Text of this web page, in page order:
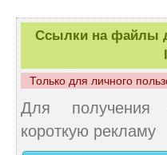
Ссылки на файлы
Только для личного
Для получения
короткую рекламу